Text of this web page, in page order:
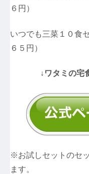
６円）
いつでも三菜１０食
６５円）
↓ワタミの宅
※お試しセットのセ
ます。